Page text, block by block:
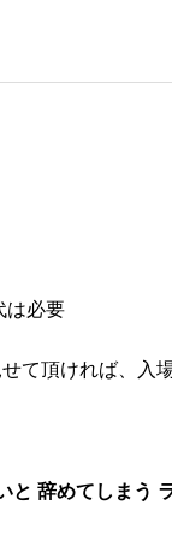
は必要
て頂ければ、入
と 辞めてしまう